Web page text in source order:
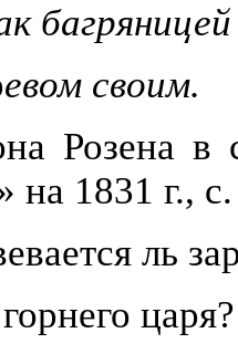
багряницей
евом своим.
Розена в
на 1831 г.,
ль
горнего царя?